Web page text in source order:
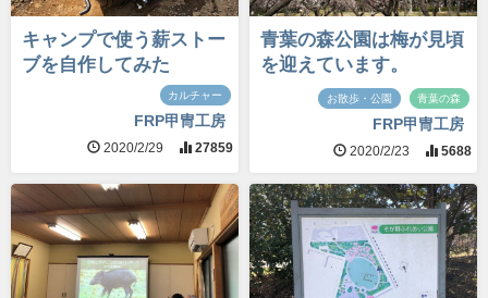
キャンプで使う薪ストー
ブを自作してみた
カルチャー
FRP甲冑工房
2020/2/29 27859
青葉の森公園は梅が見頃
を迎えています。
お散歩・公園 青葉の森
FRP甲冑工房
2020/2/23 5688